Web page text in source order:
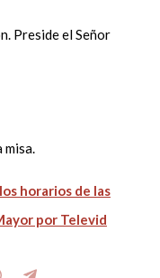
Preside el Señor
misa.
horarios de las
por Televid